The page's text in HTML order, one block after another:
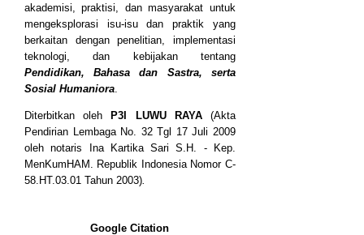
akademisi, praktisi, dan masyarakat untuk
mengeksplorasi isu-isu dan praktik yang
berkaitan dengan penelitian, implementasi
teknologi, dan kebijakan tentang
Pendidikan, Bahasa dan Sastra, serta
Sosial Humaniora
Diterbitkan oleh P3I LUWU RAYA(Akta
Pendirian Lembaga No. 32 Tgl 17 Juli 2009
oleh notaris Ina Kartika Sari S.H. - Kep.
MenKumHAM. Republik Indonesia Nomor C-
58.HT.03.01 Tahun 2003)
Google Citation